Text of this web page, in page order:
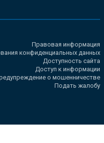
Правовая информация
конфиденциальных данных
Доступность сайта
Доступ к информации
о мошенничестве
Подать жалобу